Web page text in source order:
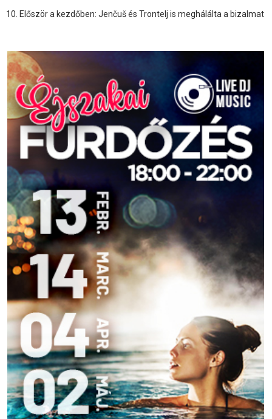
Először a kezdőben: Jenčuš és Trontelj is meghálálta a bizalmat